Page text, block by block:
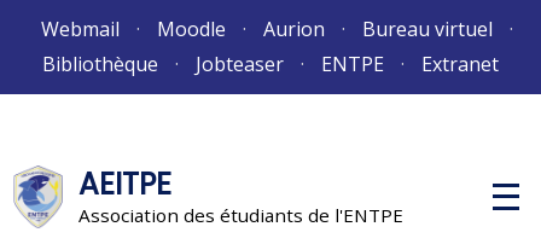
Webmail Moodle Aurion
Bureau virtuel
Bibliothèque
Jobteaser ENTPE Extranet
AEITPE
Association des étudiants de l'ENTPE
M
e